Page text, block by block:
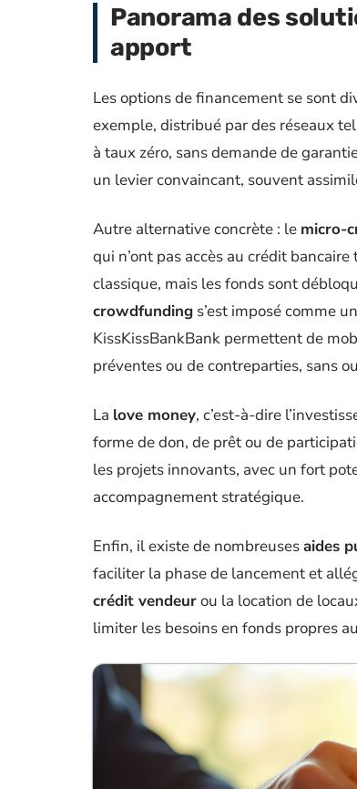
Panorama des
apport
Les options de financement se sont
exemple, distribué par des réseaux
à taux zéro, sans demande de
un levier convaincant, souvent
Autre alternative concrète : le micro-
qui n’ont pas accès au crédit
classique, mais les fonds sont
crowdfunding s’est imposé comme
KissKissBankBank permettent de
préventes ou de contreparties, sans
La love money, c’est-à-dire
forme de don, de prêt ou de
les projets innovants, avec un fort
accompagnement stratégique.
Enfin, il existe de nombreusesaides
faciliter la phase de lancement et
crédit vendeurou la location de
limiter les besoins en fonds propres